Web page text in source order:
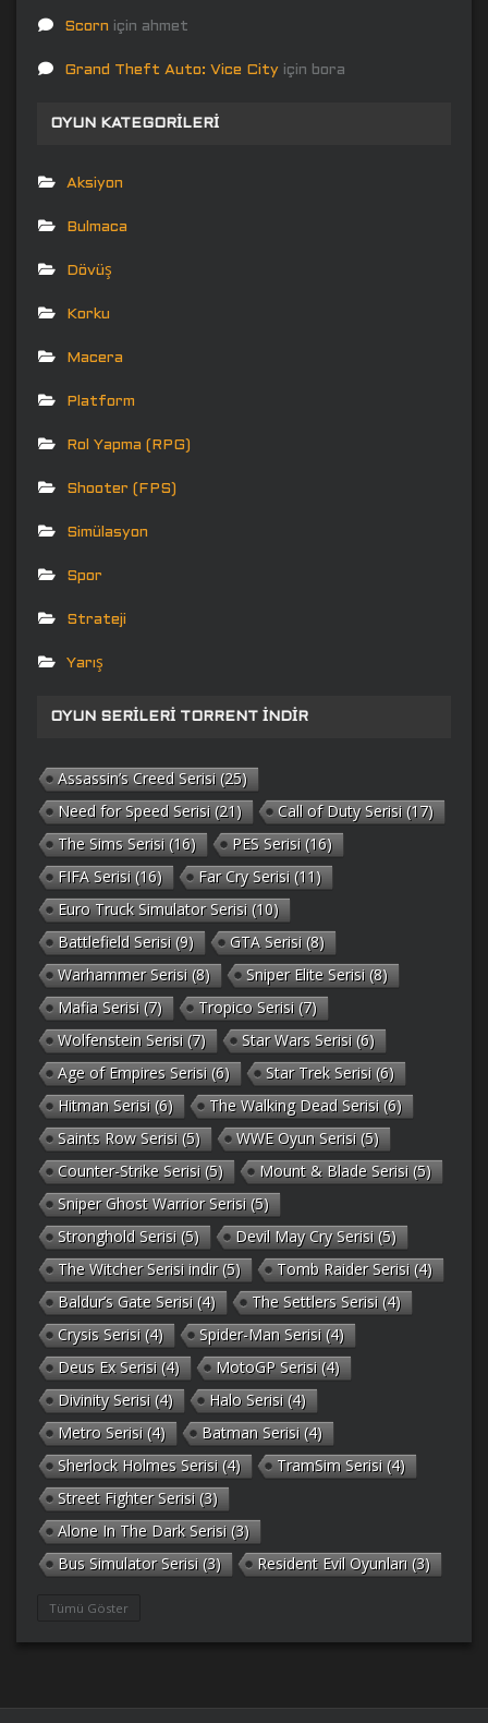
Scorn için ahmet
Grand Theft Auto: Vice City için bora
OYUN KATEGORILERI
Aksiyon
Bulmaca
Dövüş
Korku
Macera
Platform
Rol Yapma (RPG)
Shooter (FPS)
Simülasyon
Spor
Strateji
Yarış
OYUN SERILERI TORRENT İNDIR
Assassin’s Creed Serisi (25)
Need for Speed Serisi (21) Call of Duty Serisi (17)
The Sims Serisi (16) PES Serisi (16)
FIFA Serisi (16) Far Cry Serisi (11)
Euro Truck Simulator Serisi (10)
Battlefield Serisi (9) GTA Serisi (8)
Warhammer Serisi (8) Sniper Elite Serisi (8)
Mafia Serisi (7) Tropico Serisi (7)
Wolfenstein Serisi (7) Star Wars Serisi (6)
Age of Empires Serisi (6) Star Trek Serisi (6)
Hitman Serisi (6) The Walking Dead Serisi (6)
Saints Row Serisi (5) WWE Oyun Serisi (5)
Counter-Strike Serisi (5) Mount & Blade Serisi (5)
Sniper Ghost Warrior Serisi (5)
Stronghold Serisi (5) Devil May Cry Serisi (5)
The Witcher Serisi indir(5) Tomb Raider Serisi (4)
Baldur’s Gate Serisi (4) The Settlers Serisi (4)
Crysis Serisi (4) Spider-Man Serisi (4)
Deus Ex Serisi (4) MotoGP Serisi (4)
Divinity Serisi (4) Halo Serisi (4)
Metro Serisi (4) Batman Serisi (4)
Sherlock Holmes Serisi (4) TramSim Serisi (4)
Street Fighter Serisi (3)
Alone In The Dark Serisi (3)
Bus Simulator Serisi (3) Resident Evil Oyunları (3)
Tümü Göster